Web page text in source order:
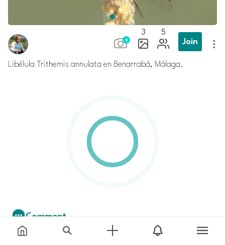
3
5
Join
Libélula Trithemis annulata en Benarrabá, Málaga.
Comment